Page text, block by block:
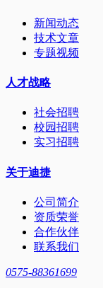
新闻动态
技术文章
专题视频
人才战略
社会招聘
校园招聘
实习招聘
关于迪捷
公司简介
资质荣誉
合作伙伴
联系我们
0575-88361699